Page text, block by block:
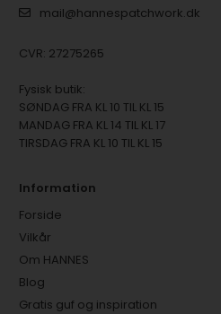
mail@hannespatchwork.dk
CVR: 27275265
Fysisk butik:
SØNDAG FRA KL 10 TIL KL 15
MANDAG FRA KL 14 TIL KL 17
TIRSDAG FRA KL 10 TIL KL 15
Information
Forside
Vilkår
Om HANNES
Blog
Gratis guf og inspiration